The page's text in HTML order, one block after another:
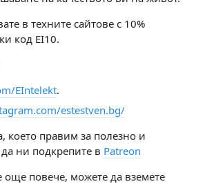
в техните сайтове с 10%
код EI10.
EIntelekt.
estestven.bg/
което правим за полезно и
ни подкрепите в Patreon
още повече, можете да вземете